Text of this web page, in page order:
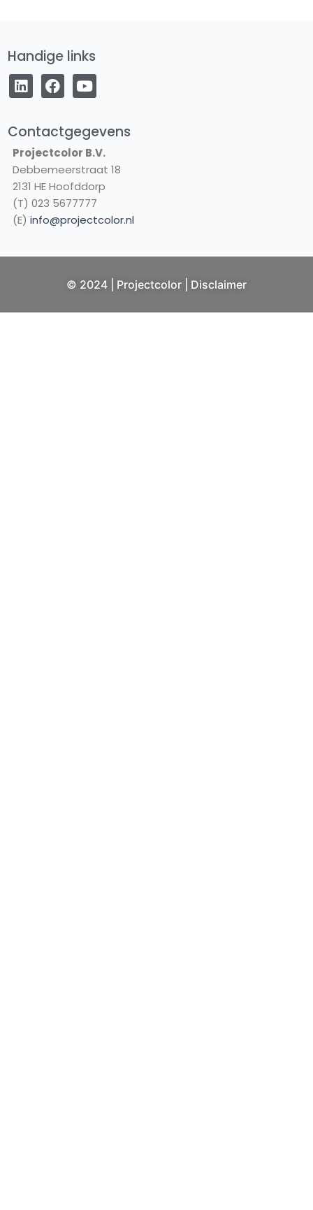
Handige links
L
i
n
e
i
n
F
a
c
b
o
o
k
Y
o
u
u
b
e
Contactgegevens
Projectcolor B.V.
Debbemeerstraat 18
2131 HE Hoofddorp
(T) 023 5677777
(E) info@projectcolor.nl
© 2024 | Projectcolor | Disclaimer
NL